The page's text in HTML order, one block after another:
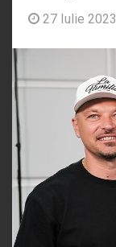
27 Iulie 2023